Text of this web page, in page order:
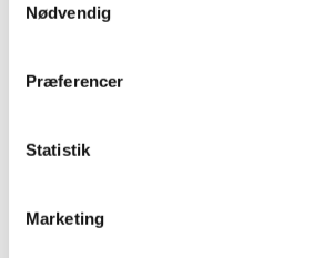
Nødvendig
Præferencer
Statistik
Marketing
Du vil måske